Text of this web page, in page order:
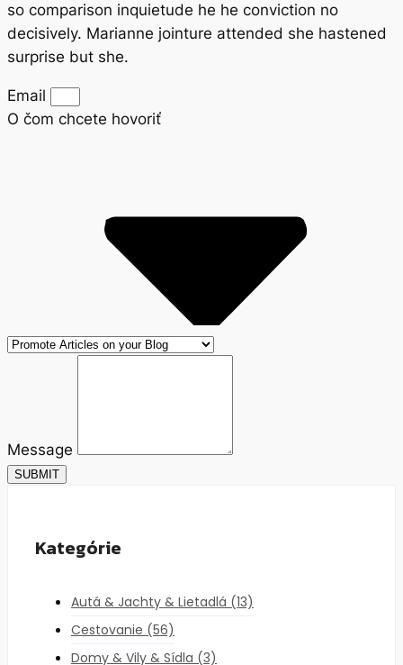
so comparison inquietude he he conviction no
decisively. Marianne jointure attended she hastened
surprise but she.
Email
O čom chcete hovoriť
Message
SUBMIT
Kategórie
Autá & Jachty & Lietadlá (13)
Cestovanie (56)
Domy & Vily & Sídla (3)